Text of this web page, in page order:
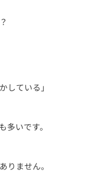
している」
いです。
りません。